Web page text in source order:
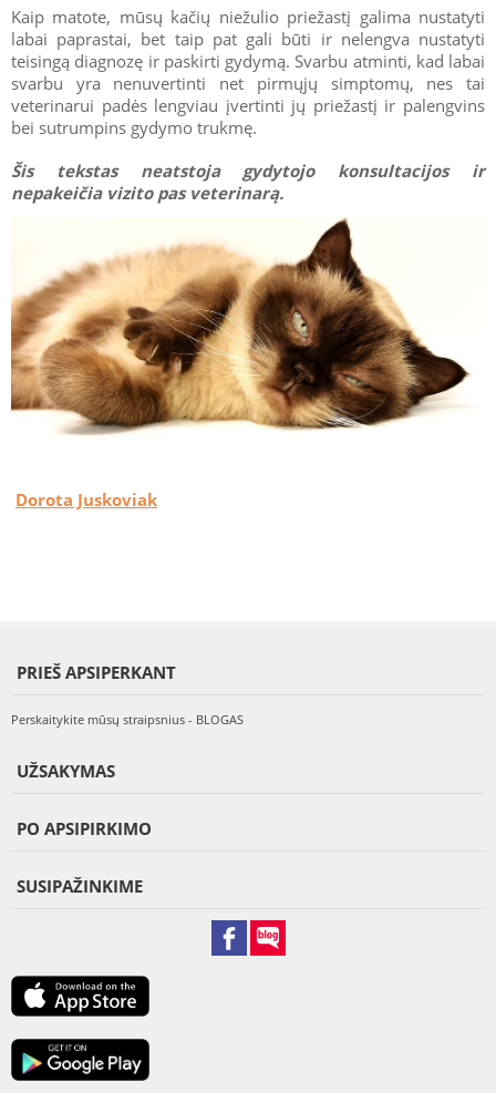
Kaip matote, mūsų kačių niežulio priežastį galima nustatyti
labai paprastai, bet taip pat gali būti ir nelengva nustatyti
teisingą diagnozę ir paskirti gydymą. Svarbu atminti, kad labai
svarbu yra nenuvertinti net pirmųjų simptomų, nes tai
veterinarui padės lengviau įvertinti jų priežastį ir palengvins
bei sutrumpins gydymo trukmę.
Šis tekstas neatstoja gydytojo konsultacijos ir
nepakeičia vizito pas veterinarą.
Dorota Juskoviak
PRIEŠ APSIPERKANT
Perskaitykite mūsų straipsnius - BLOGAS
UŽSAKYMAS
PO APSIPIRKIMO
SUSIPAŽINKIME